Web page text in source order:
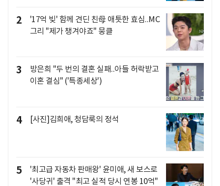
2
'17억 빚' 함께 견딘 친母 애틋한 효심..MC
그리 "제가 챙겨야죠" 뭉클
3
방은희 "두 번의 결혼 실패..아들 허락받고
이혼 결심" ('특종세상')
4 [사진]김희애, 청담룩의 정석
5
'최고급 자동차 판매왕' 윤미애, 새 보스로
'사당귀' 출격 "최고 실적 당시 연봉 10억"